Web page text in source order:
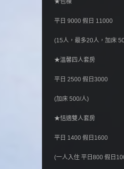
★包棟
平日 9000 假日 11000
(15人，最多20人，加床
★溫馨四人套房
平日 2500 假日3000
(加床 500/人)
★恬適雙人套房
平日 1400 假日1600
(一人入住 平日800 假日